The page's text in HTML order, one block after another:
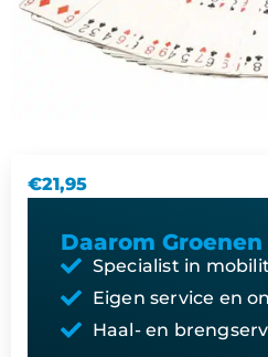
€21,95
Daarom
Specialist in
Eigen service en
Haal- en